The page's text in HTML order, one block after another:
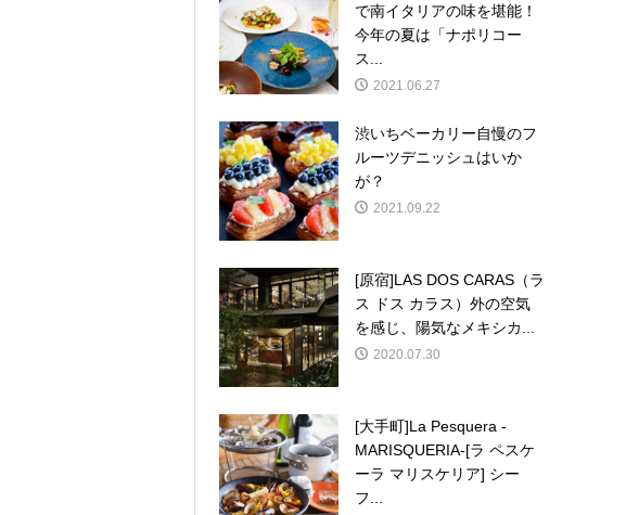
で南イタリアの味を堪能！
今年の夏は「ナポリコー
ス...
2021.06.27
渋いちベーカリー自慢のフ
ルーツデニッシュはいか
が？
2021.09.22
[原宿]LAS DOS CARAS（ラ
ス ドス カラス）外の空気
を感じ、陽気なメキシカ...
2020.07.30
[大手町]La Pesquera -
MARISQUERIA-[ラ ペスケ
ーラ マリスケリア] シー
フ...